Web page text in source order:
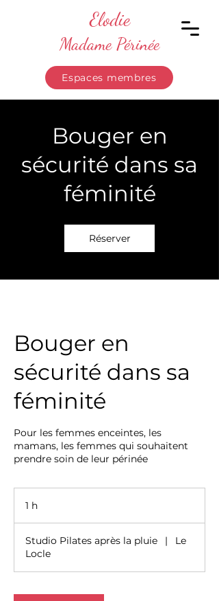
Elodie
Madame Périnée
Espaces membres
Bouger en
sécurité dans sa
féminité
Réserver
Bouger en
sécurité dans sa
féminité
Pour les femmes enceintes, les
mamans, les femmes qui souhaitent
prendre soin de leur périnée
1 h
Studio Pilates après la pluie |
Le
Locle